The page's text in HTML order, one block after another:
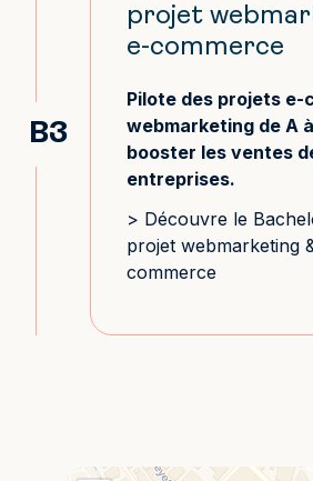
B3
projet
e-commerce
Pilote des projets e-
webmarketing de A
booster les ventes
entreprises.
> Découvre le
projet webmarketing
commerce